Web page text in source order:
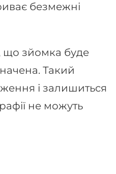
безмежні
що зйомка буде
Такий
і залишиться
не можуть